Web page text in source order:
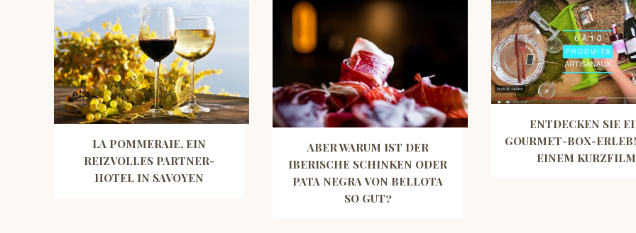
LA POMMERAIE, EIN
REIZVOLLES PARTNER-
HOTEL IN SAVOYEN
ABER WARUM IST DER
IBERISCHE SCHINKEN ODER
PATA NEGRA VON BELLOTA
SO GUT?
ENTDECKEN SIE
GOURMET-BOX-
EINEM KURZFILM